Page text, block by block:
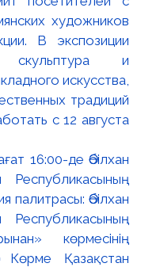
16:00-де Әбілхан
Республикасының
палитрасы: Әбілхан
Республикасының
көрмесінің
Қазақстан